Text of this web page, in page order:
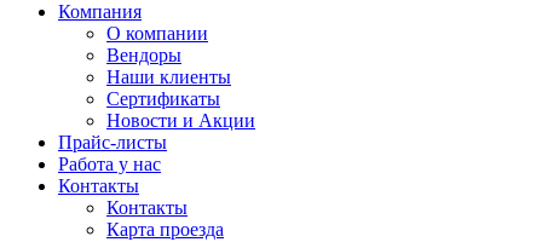
Компания
О компании
Вендоры
Наши клиенты
Сертификаты
Новости и Акции
Прайс-листы
Работа у нас
Контакты
Контакты
Карта проезда